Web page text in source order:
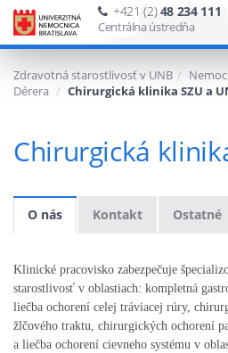
+421 (2)48 234 111
Centrálna ústredňa
Zdravotná starostlivosť v UNB
Dérera
Chirurgická klinika SZU a
Chirurgická
O nás Kontakt Ostatné
Klinické pracovisko zabezpečuje
starostlivosť v oblastiach: kompletná
liečba ochorení celej tráviacej rúry,
žlčového traktu, chirurgických ochorení
a liečba ochorení cievneho systému v